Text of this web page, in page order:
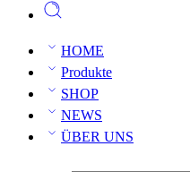
HOME
Produkte
SHOP
NEWS
ÜBER UNS